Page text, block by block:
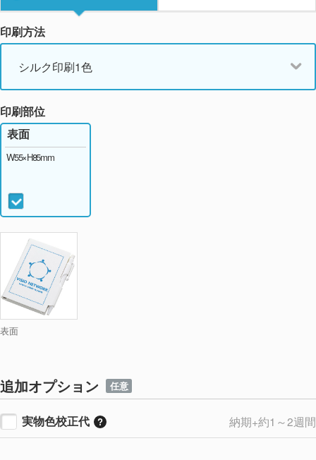
印刷方法
シルク印刷1色
印刷部位
表面
表面
W55×H85mm
追加オプション 任意
実物色校正代 納期+約1～2週間